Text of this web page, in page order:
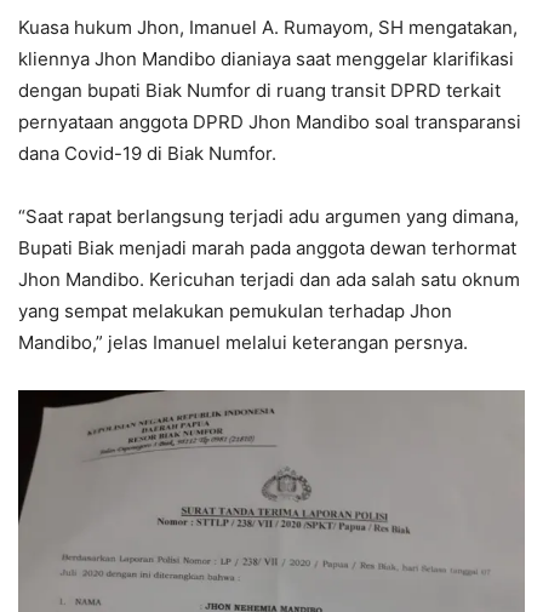
Kuasa hukum Jhon, Imanuel A. Rumayom, SH mengatakan,
kliennya Jhon Mandibo dianiaya saat menggelar klarifikasi
dengan bupati Biak Numfor di ruang transit DPRD terkait
pernyataan anggota DPRD Jhon Mandibo soal transparansi
dana Covid-19 di Biak Numfor.
“Saat rapat berlangsung terjadi adu argumen yang dimana,
Bupati Biak menjadi marah pada anggota dewan terhormat
Jhon Mandibo. Kericuhan terjadi dan ada salah satu oknum
yang sempat melakukan pemukulan terhadap Jhon
Mandibo,” jelas Imanuel melalui keterangan persnya.